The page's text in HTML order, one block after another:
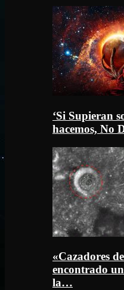
‘Si Supieran
hacemos, No
«Cazadores
encontrado
la…